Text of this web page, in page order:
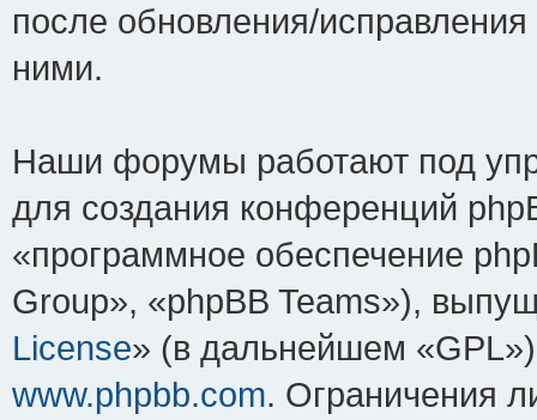
после обновления/
ними.
Наши форумы работают под
для создания конференций
«программное обеспечение
Group», «phpBB Teams»),
License» (в дальнейшем
www.phpbb.com. Ограничения